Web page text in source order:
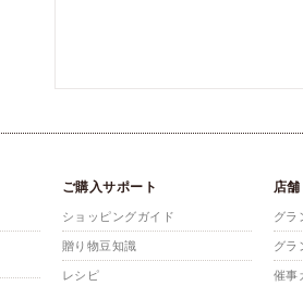
ご購入サポート
ショッピングガイド
贈り物豆知識
レシピ
店
グラ
グラ
催事